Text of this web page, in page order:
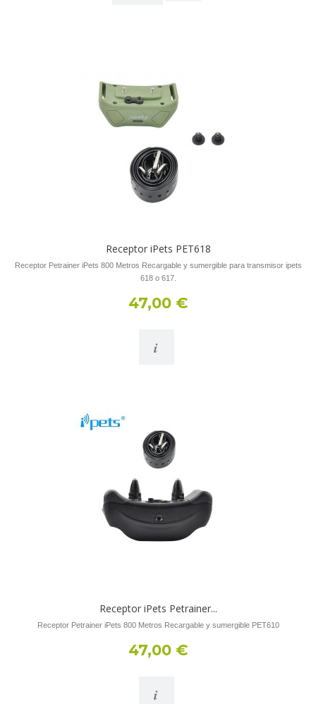
Receptor iPets PET618
Receptor Petrainer iPets 800 Metros Recargable y sumergible para transmisor ipets
618 o 617.
47,00 €
i
Receptor iPets Petrainer...
Receptor Petrainer iPets 800 Metros Recargable y sumergible PET610
47,00 €
i